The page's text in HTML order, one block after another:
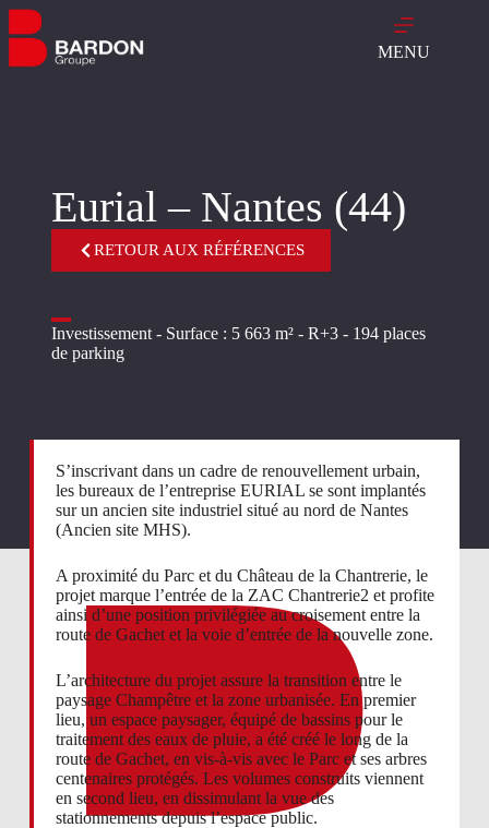
MENU
Eurial – Nantes (44)
RETOUR AUX RÉFÉRENCES
Investissement - Surface : 5 663 m² - R+3 - 194 places
de parking
S’inscrivant dans un cadre de renouvellement urbain,
les bureaux de l’entreprise EURIAL se sont implantés
sur un ancien site industriel situé au nord de Nantes
(Ancien site MHS).
A proximité du Parc et du Château de la Chantrerie, le
projet marque l’entrée de la ZAC Chantrerie2 et profite
ainsi d’une position privilégiée au croisement entre la
route de Gachet et la voie d’entrée de la nouvelle zone.
L’architecture du projet assure la transition entre le
paysage Champêtre et la zone urbanisée. En premier
lieu, un espace paysager, équipé de bassins pour le
traitement des eaux de pluie, a été créé le long de la
route de Gachet, en vis-à-vis avec le Parc et ses arbres
centenaires protégés. Les volumes construits viennent
en second lieu, en dissimulant la vue des
stationnements depuis l’espace public.